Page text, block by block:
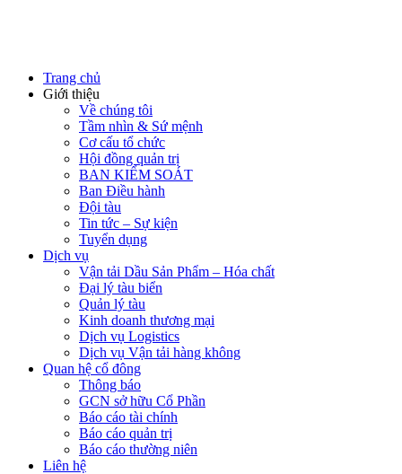
Trang chủ
Giới thiệu
Về chúng tôi
Tầm nhìn & Sứ mệnh
Cơ cấu tổ chức
Hội đồng quản trị
BAN KIỂM SOÁT
Ban Điều hành
Đội tàu
Tin tức – Sự kiện
Tuyển dụng
Dịch vụ
Vận tải Dầu Sản Phẩm – Hóa chất
Đại lý tàu biển
Quản lý tàu
Kinh doanh thương mại
Dịch vụ Logistics
Dịch vụ Vận tải hàng không
Quan hệ cổ đông
Thông báo
GCN sở hữu Cổ Phần
Báo cáo tài chính
Báo cáo quản trị
Báo cáo thường niên
Liên hệ